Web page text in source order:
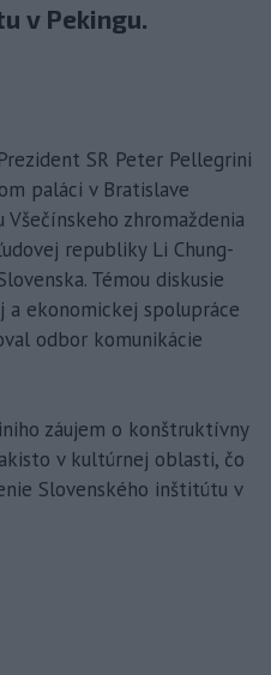
v Pekingu.
SR Peter Pellegrini
paláci v Bratislave
zhromaždenia
republiky Li Chung-
Témou diskusie
a ekonomickej spolupráce
odbor komunikácie
záujem o konštruktívny
v kultúrnej oblasti, čo
Slovenského inštitútu v